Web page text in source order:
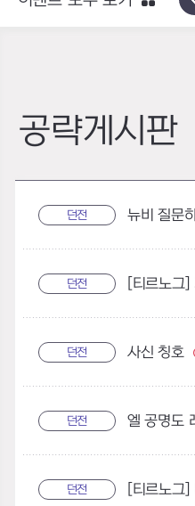
이벤트
공략게시판
던전 뉴비 질문
던전 [티르노그
던전 사신 칭호
던전 엘 공명도
던전 [티르노그